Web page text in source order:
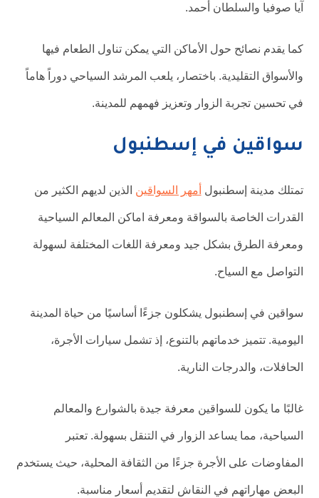
آيا صوفيا والسلطان أحمد.
كما يقدم نصائح حول الأماكن التي يمكن تناول الطعام فيها
والأسواق التقليدية. باختصار، يلعب المرشد السياحي دوراً هاماً
في تحسين تجربة الزوار وتعزيز فهمهم للمدينة.
سواقين في إسطنبول
تمتلك مدينة إسطنبول أمهر السواقين الذين لديهم الكثير من
القدرات الخاصة بالسواقة ومعرفة اماكن المعالم السياحية
ومعرفة الطرق بشكل جيد ومعرفة اللغات المختلفة لسهولة
التواصل مع السياح.
سواقين في إسطنبول يشكلون جزءًا أساسيًا من حياة المدينة
اليومية. تتميز خدماتهم بالتنوع، إذ تشمل سيارات الأجرة،
الحافلات، والدرجات النارية.
غالبًا ما يكون للسواقين معرفة جيدة بالشوارع والمعالم
السياحية، مما يساعد الزوار في التنقل بسهولة. تعتبر
المفاوضات على الأجرة جزءًا من الثقافة المحلية، حيث يستخدم
البعض مهاراتهم في النقاش لتقديم أسعار مناسبة.